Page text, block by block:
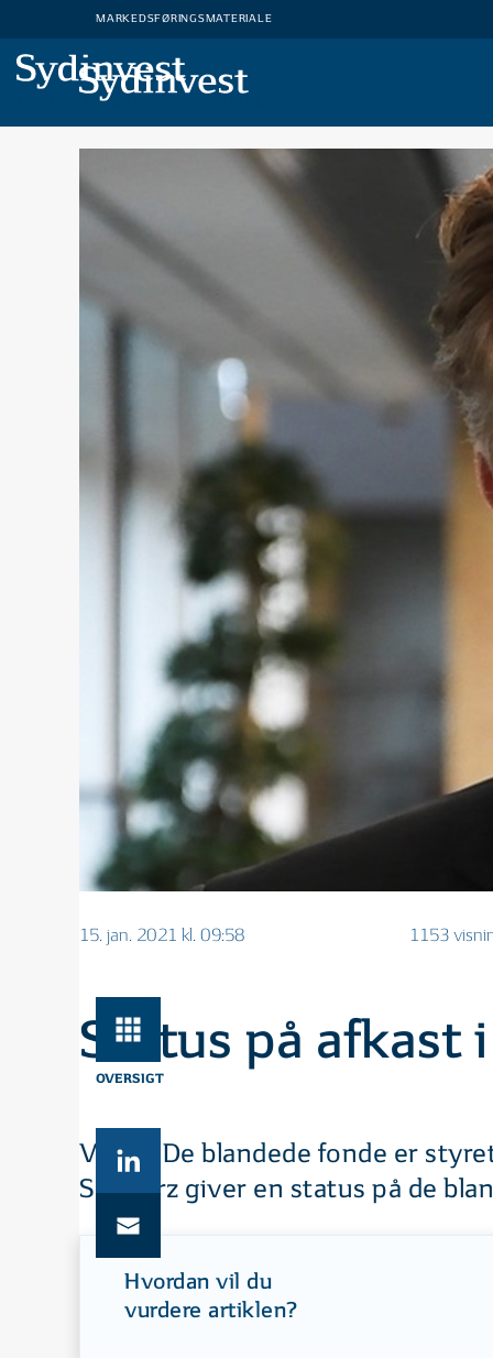
MARKEDSFØRINGSMATERIALE
MARKEDSFØRINGSMATERIALE
OVERSIGT
15. jan. 2021 kl. 09:58 1153
Status på afkast
Video: De blandede fonde er
Schwarz giver en status på de
Hvordan vil du
vurdere artiklen?